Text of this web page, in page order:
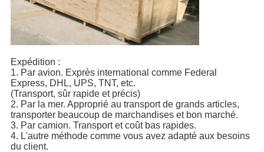
Expédition :
1. Par avion. Exprès international comme Federal
Express, DHL, UPS, TNT, etc.
(Transport, sûr rapide et précis)
2. Par la mer. Approprié au transport de grands articles,
transporter beaucoup de marchandises et bon marché.
3. Par camion. Transport et coût bas rapides.
4. L'autre méthode comme vous avez adapté aux besoins
du client.